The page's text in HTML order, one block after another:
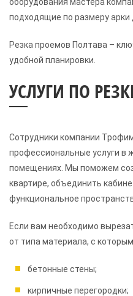
подходящие по размеру арки
Резка проемов Полтава –
удобной планировки.
УСЛУГИ ПО
Сотрудники компании
профессиональные услуги в
помещениях. Мы поможем
квартире, объединить
функциональное
Если вам необходимо
от типа материала, с
бетонные стены;
кирпичные перегородки;